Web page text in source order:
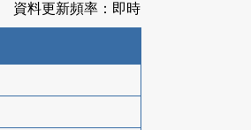
資料更新頻率：即時